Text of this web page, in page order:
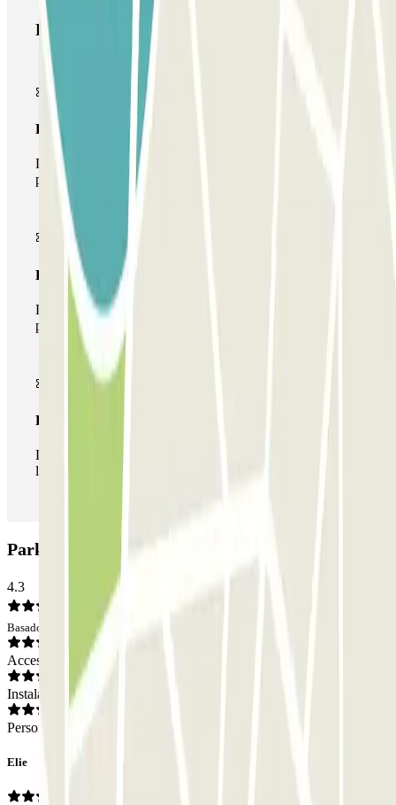
Productos de Parclick
Pase básico
Durante tu estancia podrás entrar y salir una única vez al
parking
Pase multiparking
Durante tu estancia podrás hacer uso de toda la red de
parkings de este operador disponibles en Parclick.
Pase ilimitado
Durante tu estancia podrás entrar y salir del parking todas
las veces que quieras.
Parking NN Bruc: Opiniones
4.3
Basado en 153 opiniones
Acceso
Instalaciones
Personal
Elie